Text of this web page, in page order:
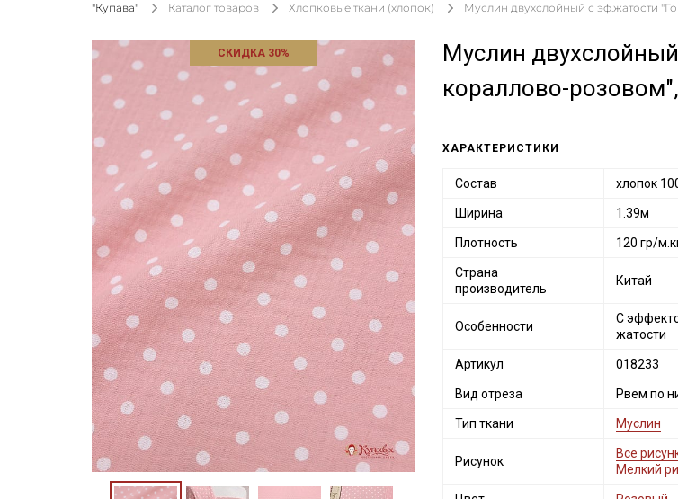
"Купава" Каталог товаров Хлопковые ткани (хлопок) Муслин двухслойный с эф.жатости
СКИДКА 30%
Муслин
кораллово-
ХАРАКТЕРИСТИКИ
Состав хлопок
Ширина 1.39м
Плотность 120 гр/
Страна
производитель
Китай
Особенности
С
жатости
Артикул 018233
Вид отреза Рвем по
Тип ткани Муслин
Рисунок
Все
Мелкий